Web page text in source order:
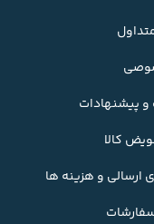
و پیشنهادات
کالا
و هزینه ها